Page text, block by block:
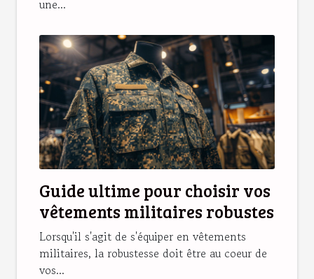
une...
Guide ultime pour choisir vos
vêtements militaires robustes
Lorsqu'il s'agit de s'équiper en vêtements
militaires, la robustesse doit être au coeur de
vos...